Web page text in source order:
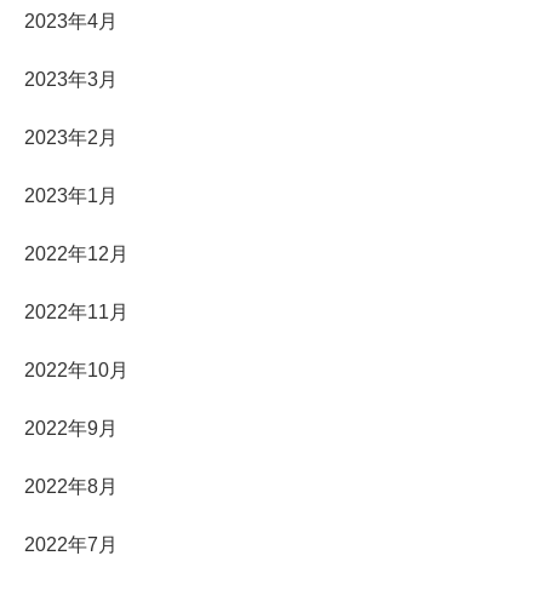
2023年4月
2023年3月
2023年2月
2023年1月
2022年12月
2022年11月
2022年10月
2022年9月
2022年8月
2022年7月